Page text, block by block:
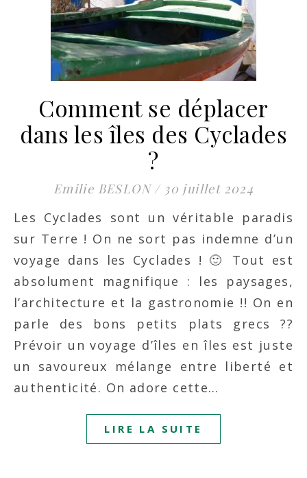
Comment se déplacer
dans les îles des Cyclades
?
Emilie BESLON / 30 juillet 2024
Les Cyclades sont un véritable paradis
sur Terre ! On ne sort pas indemne d’un
voyage dans les Cyclades ! 🙂 Tout est
absolument magnifique : les paysages,
l’architecture et la gastronomie !! On en
parle des bons petits plats grecs ??
Prévoir un voyage d’îles en îles est juste
un savoureux mélange entre liberté et
authenticité. On adore cette…
LIRE LA SUITE